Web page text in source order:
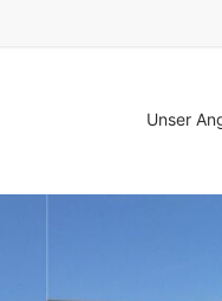
Unser